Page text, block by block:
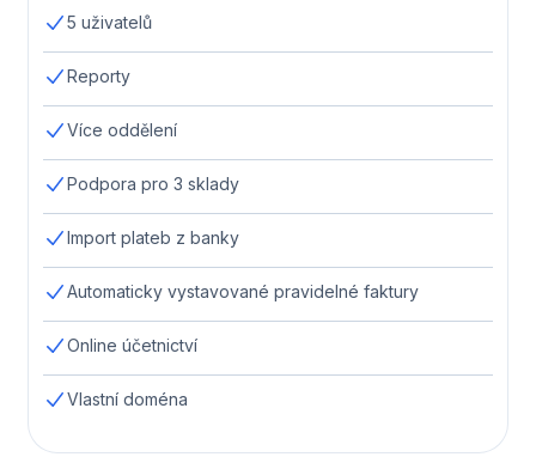
5 uživatelů
Reporty
Více oddělení
Podpora pro 3 sklady
Import plateb z banky
Automaticky vystavované pravidelné faktury
Online účetnictví
Vlastní doména